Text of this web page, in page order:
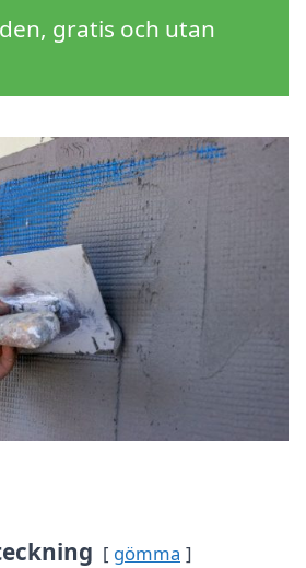
gratis och utan
gömma